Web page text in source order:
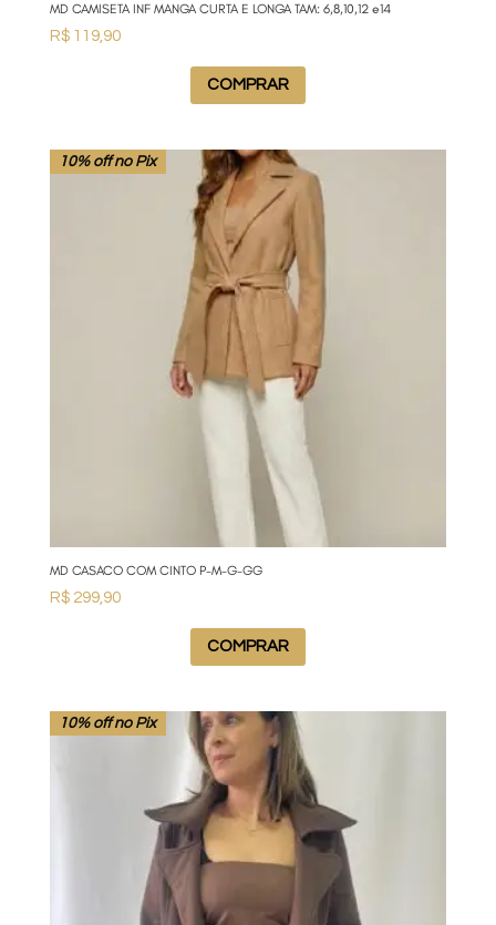
MD CAMISETA INF MANGA CURTA E LONGA TAM: 6,8,10,12 e14
R$119,90
COMPRAR
10% off no Pix
MD CASACO COM CINTO P-M-G-GG
R$299,90
COMPRAR
10% off no Pix